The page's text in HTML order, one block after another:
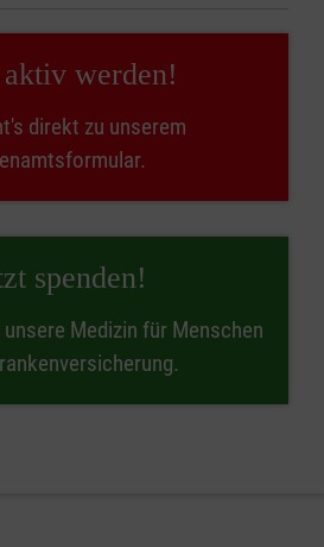
werden!
direkt zu unserem
spenden!
Medizin für Menschen